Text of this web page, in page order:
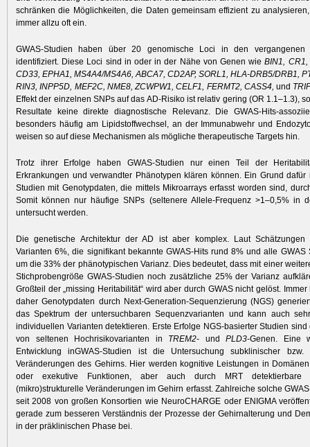
schränken die Möglichkeiten, die Daten gemeinsam effizient zu
immer allzu oft ein.
GWAS-Studien haben über 20 genomische Loci in den
identifiziert. Diese Loci sind in oder in der Nähe von Genen wieBIN1,
CD33, EPHA1, MS4A4/MS4A6, ABCA7, CD2AP, SORL1, HLA-DRB5/DRB1,
RIN3, INPP5D, MEF2C, NME8, ZCWPW1, CELF1, FERMT2, CASS4, und
Effekt der einzelnen SNPs auf das AD-Risiko ist relativ gering (OR 1.1–1.3),
Resultate keine direkte diagnostische Relevanz. Die GWAS-Hits-
besonders häufig am Lipidstoffwechsel, an der Immunabwehr und
weisen so auf diese Mechanismen als mögliche therapeutische Targets hin.
Trotz ihrer Erfolge haben GWAS-Studien nur einen Teil der
Erkrankungen und verwandter Phänotypen klären können. Ein Grund dafür
Studien mit Genotypdaten, die mittels Mikroarrays erfasst worden sind,
Somit können nur häufige SNPs (seltenere Allele-Frequenz >1–0,5% in
untersucht werden.
Die genetische Architektur der AD ist aber komplex. Laut Schätzungen
Varianten 6%, die signifikant bekannte GWAS-Hits rund 8% und alle GWAS
um die 33% der phänotypischen Varianz. Dies bedeutet, dass mit einer
Stichprobengröße GWAS-Studien noch zusätzliche 25% der Varianz
Großteil der „missing Heritabilität“ wird aber durch GWAS nicht gelöst.
daher Genotypdaten durch Next-Generation-Sequenzierung (NGS)
das Spektrum der untersuchbaren Sequenzvarianten und kann auch
individuellen Varianten detektieren. Erste Erfolge NGS-basierter Studien
von seltenen Hochrisikovarianten in TREM2- undPLD3-Genen. Eine
Entwicklung inGWAS-Studien ist die Untersuchung subklinischer bzw.
Veränderungen des Gehirns. Hier werden kognitive Leistungen in
oder exekutive Funktionen, aber auch durch MRT detektierbare
(mikro)strukturelle Veränderungen im Gehirn erfasst. Zahlreiche solche
seit 2008 von großen Konsortien wie NeuroCHARGE oder ENIGMA
gerade zum besseren Verständnis der Prozesse der Gehirnalterung und
in der präklinischen Phase bei.